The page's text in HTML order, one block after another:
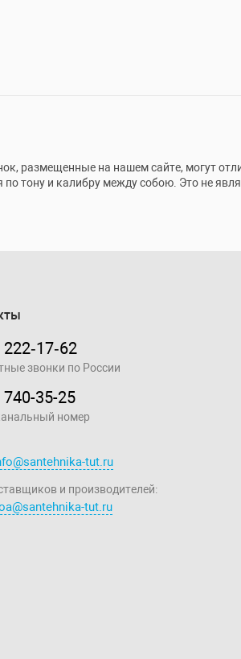
размещенные на нашем сайте, могут
тону и калибру между собою. Это не
звонки по России
740-35-25
номер
tut.ru
и производителей:
tut.ru